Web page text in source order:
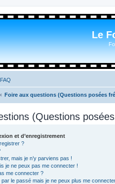
Le
FAQ
Foire aux questions (Questions posées
(Questions
et d’enregistrement
?
mais je n’y parviens pas !
je ne peux pas me connecter !
me connecter ?
le passé mais je ne peux plus me